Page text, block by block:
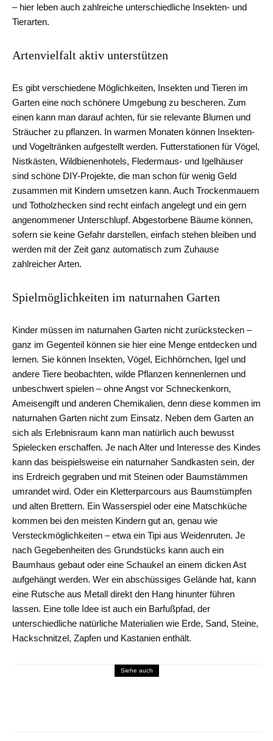
– hier leben auch zahlreiche unterschiedliche Insekten- und
Tierarten.
Artenvielfalt aktiv unterstützen
Es gibt verschiedene Möglichkeiten, Insekten und Tieren im
Garten eine noch schönere Umgebung zu bescheren. Zum
einen kann man darauf achten, für sie relevante Blumen und
Sträucher zu pflanzen. In warmen Monaten können Insekten-
und Vogeltränken aufgestellt werden. Futterstationen für Vögel,
Nistkästen, Wildbienenhotels, Fledermaus- und Igelhäuser
sind schöne DIY-Projekte, die man schon für wenig Geld
zusammen mit Kindern umsetzen kann. Auch Trockenmauern
und Totholzhecken sind recht einfach angelegt und ein gern
angenommener Unterschlupf. Abgestorbene Bäume können,
sofern sie keine Gefahr darstellen, einfach stehen bleiben und
werden mit der Zeit ganz automatisch zum Zuhause
zahlreicher Arten.
Spielmöglichkeiten im naturnahen Garten
Kinder müssen im naturnahen Garten nicht zurückstecken –
ganz im Gegenteil können sie hier eine Menge entdecken und
lernen. Sie können Insekten, Vögel, Eichhörnchen, Igel und
andere Tiere beobachten, wilde Pflanzen kennenlernen und
unbeschwert spielen – ohne Angst vor Schneckenkorn,
Ameisengift und anderen Chemikalien, denn diese kommen im
naturnahen Garten nicht zum Einsatz. Neben dem Garten an
sich als Erlebnisraum kann man natürlich auch bewusst
Spielecken erschaffen. Je nach Alter und Interesse des Kindes
kann das beispielsweise ein naturnaher Sandkasten sein, der
ins Erdreich gegraben und mit Steinen oder Baumstämmen
umrandet wird. Oder ein Kletterparcours aus Baumstümpfen
und alten Brettern. Ein Wasserspiel oder eine Matschküche
kommen bei den meisten Kindern gut an, genau wie
Versteckmöglichkeiten – etwa ein Tipi aus Weidenruten. Je
nach Gegebenheiten des Grundstücks kann auch ein
Baumhaus gebaut oder eine Schaukel an einem dicken Ast
aufgehängt werden. Wer ein abschüssiges Gelände hat, kann
eine Rutsche aus Metall direkt den Hang hinunter führen
lassen. Eine tolle Idee ist auch ein Barfußpfad, der
unterschiedliche natürliche Materialien wie Erde, Sand, Steine,
Hackschnitzel, Zapfen und Kastanien enthält.
Siehe auch